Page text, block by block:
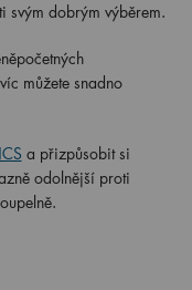
svým dobrým výběrem.
můžete snadno
a přizpůsobit si
odolnější proti